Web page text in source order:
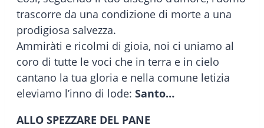
trascorre da una condizione di morte a una
prodigiosa salvezza.
Ammiràti e ricolmi di gioia, noi ci uniamo al
coro di tutte le voci che in terra e in cielo
cantano la tua gloria e nella comune letizia
eleviamo l’inno di lode: Santo…
ALLO SPEZZARE DEL PANE